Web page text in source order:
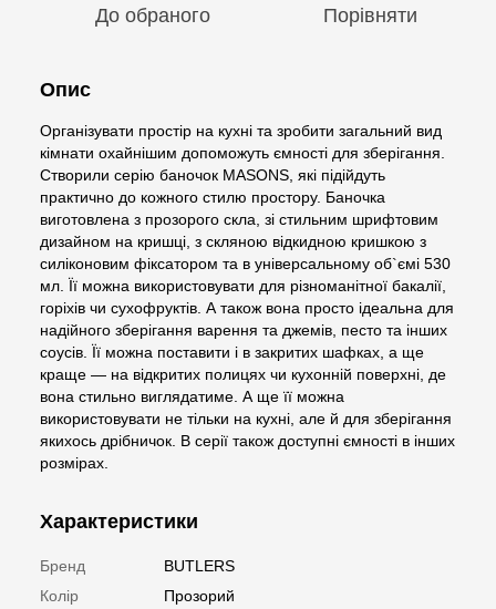
До обраного Порівняти
Опис
Організувати простір на кухні та зробити загальний вид
кімнати охайнішим допоможуть ємності для зберігання.
Створили серію баночок MASONS, які підійдуть
практично до кожного стилю простору. Баночка
виготовлена з прозорого скла, зі стильним шрифтовим
дизайном на кришці, з скляною відкидною кришкою з
силіконовим фіксатором та в універсальному об`ємі 530
мл. Її можна використовувати для різноманітної бакалії,
горіхів чи сухофруктів. А також вона просто ідеальна для
надійного зберігання варення та джемів, песто та інших
соусів. Її можна поставити і в закритих шафках, а ще
краще — на відкритих полицях чи кухонній поверхні, де
вона стильно виглядатиме. А ще її можна
використовувати не тільки на кухні, але й для зберігання
якихось дрібничок. В серії також доступні ємності в інших
розмірах.
Характеристики
Бренд
BUTLERS
Колір
Прозорий